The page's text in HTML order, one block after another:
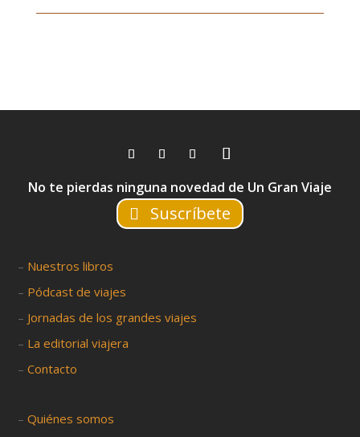
No te pierdas ninguna novedad de Un Gran Viaje
Suscríbete
– Nuestros libros
– Pódcast de viajes
– Jornadas de los grandes viajes
– La editorial viajera
–Contacto
–Quiénes somos